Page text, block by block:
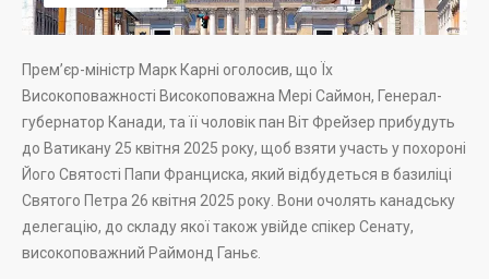
Прем’єр-міністр Марк Карні оголосив, що Їх
Високоповажності Високоповажна Мері Саймон, Генерал-
губернатор Канади, та її чоловік пан Віт Фрейзер прибудуть
до Ватикану 25 квітня 2025 року, щоб взяти участь у похороні
Його Святості Папи Франциска, який відбудеться в базиліці
Святого Петра 26 квітня 2025 року. Вони очолять канадську
делегацію, до складу якої також увійде спікер Сенату,
високоповажний Раймонд Ганьє.